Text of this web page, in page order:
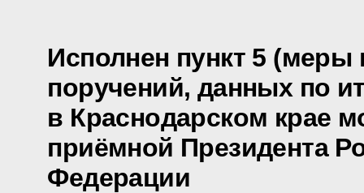
Исполнен пункт 5 (меры
поручений, данных по
в Краснодарском крае
приёмной Президента
Федерации